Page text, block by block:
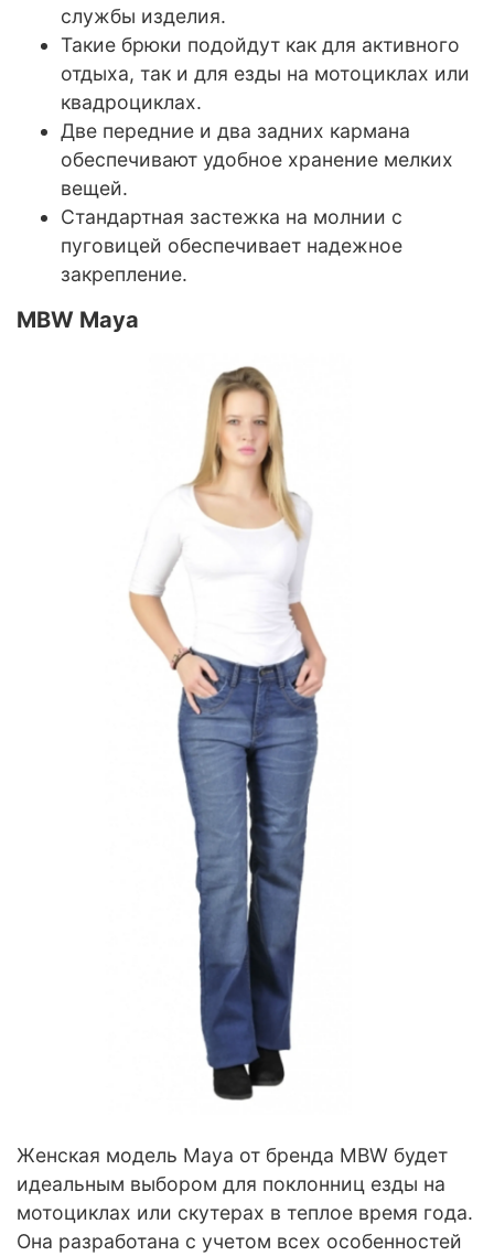
службы изделия.
Такие брюки подойдут как для активного
отдыха, так и для езды на мотоциклах или
квадроциклах.
Две передние и два задних кармана
обеспечивают удобное хранение мелких
вещей.
Стандартная застежка на молнии с
пуговицей обеспечивает надежное
закрепление.
MBW Maya
Женская модель Maya от бренда MBW будет
идеальным выбором для поклонниц езды на
мотоциклах или скутерах в теплое время года.
Она разработана с учетом всех особенностей